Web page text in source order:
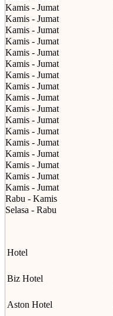
Kamis - Jumat
Kamis - Jumat
Kamis - Jumat
Kamis - Jumat
Kamis - Jumat
Kamis - Jumat
Kamis - Jumat
Kamis - Jumat
Kamis - Jumat
Kamis - Jumat
Kamis - Jumat
Kamis - Jumat
Kamis - Jumat
Kamis - Jumat
Kamis - Jumat
Kamis - Jumat
Kamis - Jumat
Rabu - Kamis
Selasa - Rabu
Hotel
Biz Hotel
Aston Hotel